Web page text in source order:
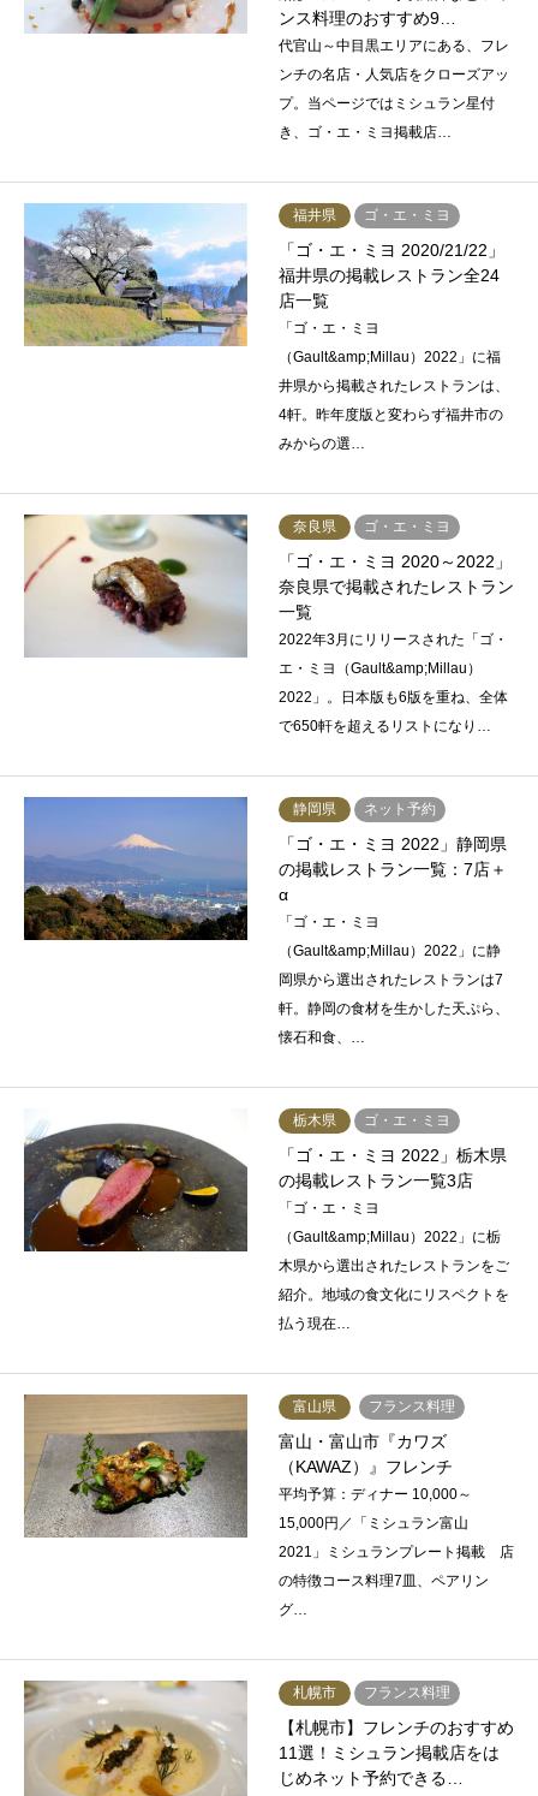
ンス料理のおすすめ9…
代官山～中目黒エリアにある、フレ
ンチの名店・人気店をクローズアッ
プ。当ページではミシュラン星付
き、ゴ・エ・ミヨ掲載店…
福井県 ゴ・エ・ミヨ
「ゴ・エ・ミヨ 2020/21/22」
福井県の掲載レストラン全24
店一覧
「ゴ・エ・ミヨ
（Gault&amp;Millau）2022」に福
井県から掲載されたレストランは、
4軒。昨年度版と変わらず福井市の
みからの選…
奈良県 ゴ・エ・ミヨ
「ゴ・エ・ミヨ 2020～2022」
奈良県で掲載されたレストラン
一覧
2022年3月にリリースされた「ゴ・
エ・ミヨ（Gault&amp;Millau）
2022」。日本版も6版を重ね、全体
で650軒を超えるリストになり…
静岡県 ネット予約
「ゴ・エ・ミヨ 2022」静岡県
の掲載レストラン一覧：7店＋
α
「ゴ・エ・ミヨ
（Gault&amp;Millau）2022」に静
岡県から選出されたレストランは7
軒。静岡の食材を生かした天ぷら、
懐石和食、…
栃木県 ゴ・エ・ミヨ
「ゴ・エ・ミヨ 2022」栃木県
の掲載レストラン一覧3店
「ゴ・エ・ミヨ
（Gault&amp;Millau）2022」に栃
木県から選出されたレストランをご
紹介。地域の食文化にリスペクトを
払う現在…
富山県 フランス料理
富山・富山市『カワズ
（KAWAZ）』フレンチ
平均予算：ディナー 10,000～
15,000円／「ミシュラン富山
2021」ミシュランプレート掲載 店
の特徴コース料理7皿、ペアリン
グ…
札幌市 フランス料理
【札幌市】フレンチのおすすめ
11選！ミシュラン掲載店をは
じめネット予約できる…